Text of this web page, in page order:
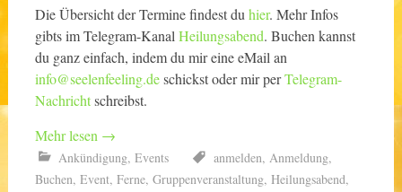
Die Übersicht der Termine findest du hier. Mehr Infos
gibts im Telegram-Kanal Heilungsabend. Buchen kannst
du ganz einfach, indem du mir eine eMail an
info@seelenfeeling.deschickst oder mir perTelegram-
Nachrichtschreibst.
Mehr lesen →
Ankündigung, Events anmelden, Anmeldung,
Buchen, Event, Ferne, Gruppenveranstaltung, Heilungsabend,